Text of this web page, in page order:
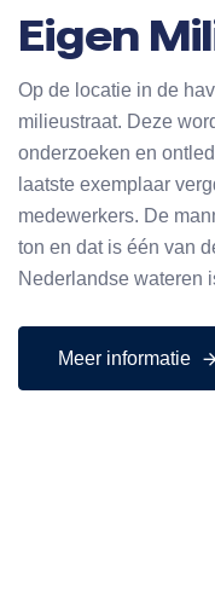
Eigen
Op de locatie in de
milieustraat. Deze
onderzoeken en
laatste exemplaar
medewerkers. De
ton en dat is één van
Nederlandse wateren
Meer informatie